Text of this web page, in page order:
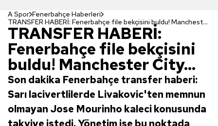
A Spor Fenerbahçe Haberleri
TRANSFER HABERİ: Fenerbahçe file bekçisini buldu! Manchester City...
TRANSFER HABERİ:
Fenerbahçe file bekçisini
buldu! Manchester City...
Son dakika Fenerbahçe transfer haberi:
Sarı lacivertlilerde Livakovic'ten memnun
olmayan Jose Mourinho kaleci konusunda